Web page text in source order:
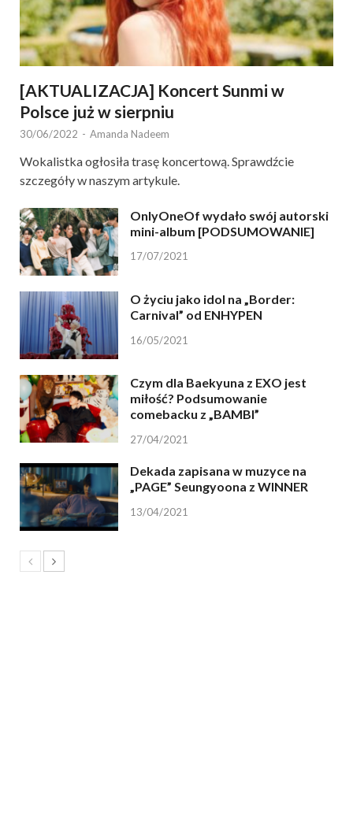
[AKTUALIZACJA] Koncert Sunmi w
Polsce już w sierpniu
30/06/2022 - Amanda Nadeem
Wokalistka ogłosiła trasę koncertową. Sprawdźcie
szczegóły w naszym artykule.
OnlyOneOf wydało swój autorski
mini-album [PODSUMOWANIE]
17/07/2021
O życiu jako idol na „Border:
Carnival” od ENHYPEN
16/05/2021
Czym dla Baekyuna z EXO jest
miłość? Podsumowanie
comebacku z „BAMBI”
27/04/2021
Dekada zapisana w muzyce na
„PAGE” Seungyoona z WINNER
13/04/2021